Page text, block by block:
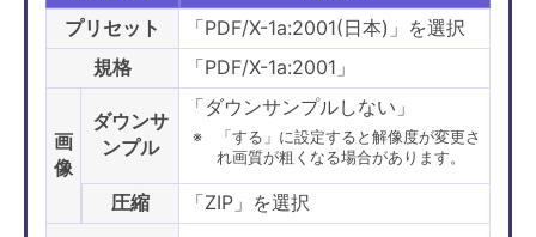
プリセット
「PDF/X-1a:2001(日本)」を選択
規格
「PDF/X-1a:2001」
画
像
ダウンサ
ンプル
「ダウンサンプルしない」
「する」に設定すると解像度が変更さ
れ画質が粗くなる場合があります。
圧縮 「ZIP」を選択